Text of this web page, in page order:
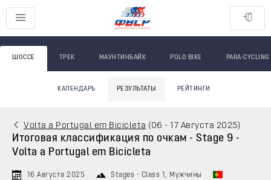
ШОССЕ ТРЕК МАУНТИНБАЙК POLO BIKE PARA-CYCLING
КАЛЕНДАРЬ РЕЗУЛЬТАТЫ РЕЙТИНГИ
Volta a Portugal em Bicicleta ( 06 - 17 Августа 2025)
Итоговая классификация по очкам - Stage 9 -
Volta a Portugal em Bicicleta
16 Августа 2025 Stages - Class 1 , Мужчины